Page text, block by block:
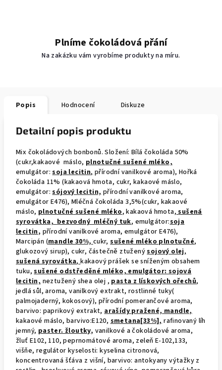
Plníme čokoládová přání
Na zakázku vám vyrobíme produkty na míru.
Popis Hodnocení Diskuze
Detailní popis produktu
Mix čokoládových bonbonů. Složení: Bílá čokoláda 50%
(cukr,kakaové máslo, plnotučné sušené mléko,
emulgátor:soja lecitin,přírodní vanilkové aroma), Hořká
čokoláda 11% (kakaová hmota, cukr, kakaové máslo,
emulgátor:sójový lecitin,přírodní vanilkové aroma,
emulgátor E476), Mléčná čokoláda 3,5%(cukr, kakaové
máslo, plnotučnésušené mléko, kakaová hmota,sušená
syrovátka, bezvodný mléčný tuk, emulgátor:soja
lecitin, přírodní vanilkové aroma, emulgátor E476),
Marcipán (mandle 30%,cukr,sušené mléko plnotučné,
glukozový sirup), cukr, částečně ztuženýsojový olej,
sušená syrovátka,kakaový prášek se sníženým obsahem
tuku,sušené odstředěné mléko, emulgátor: sojová
lecitin,neztužený shea olej , pasta z lískových ořechů,
jedlá sůl, aroma, vanilkový extrakt, rostlinné tuky(
palmojaderný, kokosový), přírodní pomerančové aroma,
barvivo: paprikový extrakt,arašídy pražené, mandle,
kakaové máslo, barvivo:E120,smetana[33%],rafinovaný líh
jemný, paster. žloutky, vanilkové a čokoládové aroma,
žluť E102, 110, peprnomátové aroma, zeleň E-102,133,
višňe, regulátor kyselosti: kyselina citronová,
koncentrovaná šťáva z višní, barvivo: antokyany výtažky z